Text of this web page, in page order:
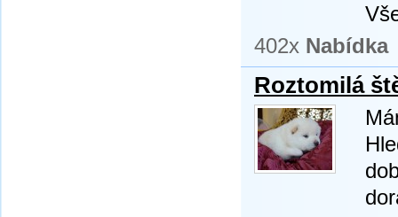
402x Nabídka
Roztomilá